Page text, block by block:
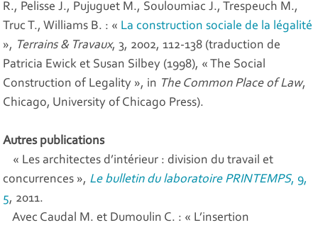
R., Pelisse J., Pujuguet M., Souloumiac J., Trespeuch M.,
Truc T., Williams B. : « La construction sociale de la légalité
», Terrains & Travaux, 3, 2002, 112-138 (traduction de
Patricia Ewick et Susan Silbey (1998), « The Social
Construction of Legality », in The Common Place of Law,
Chicago, University of Chicago Press).
Autres publications
« Les architectes d’intérieur : division du travail et
concurrences », Le bulletin du laboratoire PRINTEMPS, 9,
5, 2011.
Avec Caudal M. et Dumoulin C. : « L’insertion